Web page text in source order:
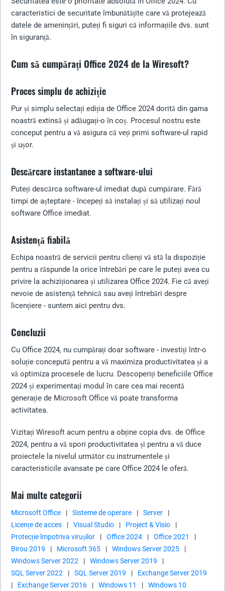
caracteristici de securitate îmbunătățite care vă protejează
datele de amenințări, puteți fi siguri că informațiile dvs. sunt
în siguranță.
Cum să cumpărați Office 2024 de la Wiresoft?
Proces simplu de achiziție
Pur și simplu selectați ediția de Office 2024 dorită din gama
noastră extinsă și adăugați-o în coș. Procesul nostru este
conceput pentru a vă asigura că veți primi software-ul rapid
și ușor.
Descărcare instantanee a software-ului
Puteți descărca software-ul imediat după cumpărare. Fără
timpi de așteptare - începeți să instalați și să utilizați noul
software Office imediat.
Asistență fiabilă
Echipa noastră de servicii pentru clienți vă stă la dispoziție
pentru a răspunde la orice întrebări pe care le puteți avea cu
privire la achiziționarea și utilizarea Office 2024. Fie că aveți
nevoie de asistență tehnică sau aveți întrebări despre
licențiere - suntem aici pentru dvs.
Concluzii
Cu Office 2024, nu cumpărați doar software - investiți într-o
soluție concepută pentru a vă maximiza productivitatea și a
vă optimiza procesele de lucru. Descoperiți beneficiile Office
2024 și experimentați modul în care cea mai recentă
generație de Microsoft Office vă poate transforma
activitatea.
Vizitați Wiresoft acum pentru a obține copia dvs. de Office
2024, pentru a vă spori productivitatea și pentru a vă duce
proiectele la nivelul următor cu instrumentele și
caracteristicile avansate pe care Office 2024 le oferă.
Mai multe categorii
Microsoft Office | Sisteme de operare | Server
|
Licențe de acces
| Visual Studio | Project & Visio
|
Protecție împotriva virușilor
| Office 2024 | Office 2021
|
Birou 2019
| Microsoft 365 | Windows Server 2025
|
Windows Server 2022
| Windows Server 2019
|
SQL Server 2022
| SQL Server 2019 |
Exchange Server 2019
|
Exchange Server 2016 | Windows 11 | Windows 10